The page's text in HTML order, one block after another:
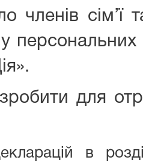
членів сім’ї
для
в